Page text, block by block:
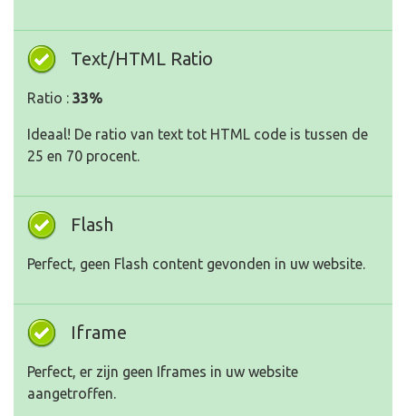
Text/HTML Ratio
Ratio : 33%
Ideaal! De ratio van text tot HTML code is tussen de
25 en 70 procent.
Flash
Perfect, geen Flash content gevonden in uw website.
Iframe
Perfect, er zijn geen Iframes in uw website
aangetroffen.